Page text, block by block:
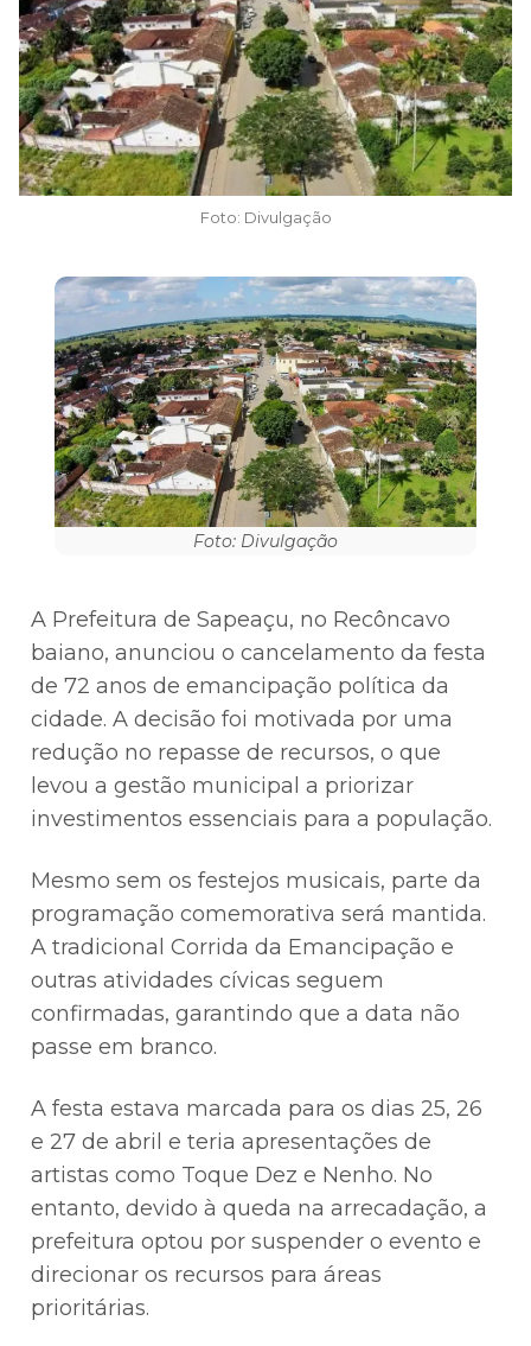
Foto: Divulgação
Foto: Divulgação
A Prefeitura de Sapeaçu, no Recôncavo
baiano, anunciou o cancelamento da festa
de 72 anos de emancipação política da
cidade. A decisão foi motivada por uma
redução no repasse de recursos, o que
levou a gestão municipal a priorizar
investimentos essenciais para a população.
Mesmo sem os festejos musicais, parte da
programação comemorativa será mantida.
A tradicional Corrida da Emancipação e
outras atividades cívicas seguem
confirmadas, garantindo que a data não
passe em branco.
A festa estava marcada para os dias 25, 26
e 27 de abril e teria apresentações de
artistas como Toque Dez e Nenho. No
entanto, devido à queda na arrecadação, a
prefeitura optou por suspender o evento e
direcionar os recursos para áreas
prioritárias.